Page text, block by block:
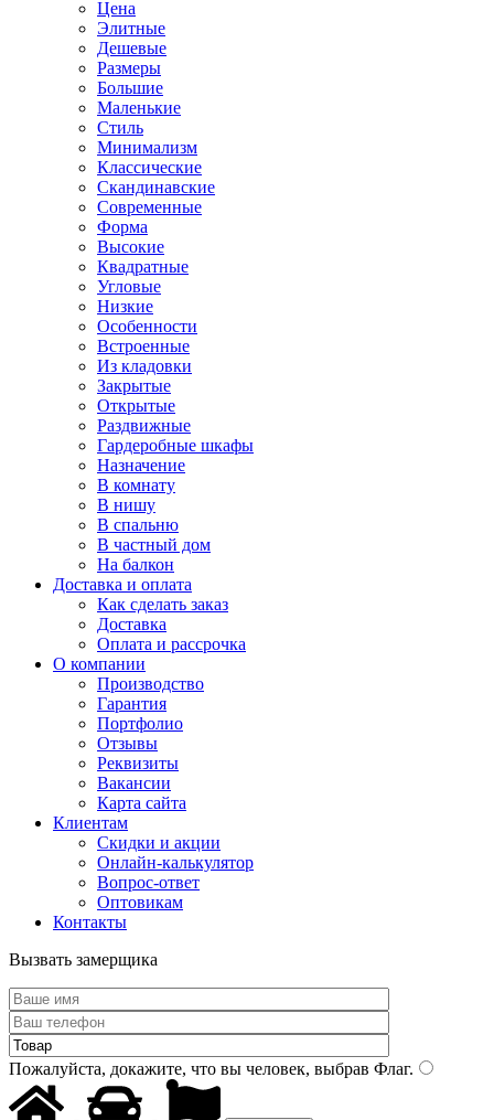
Цена
Элитные
Дешевые
Размеры
Большие
Маленькие
Стиль
Минимализм
Классические
Скандинавские
Современные
Форма
Высокие
Квадратные
Угловые
Низкие
Особенности
Встроенные
Из кладовки
Закрытые
Открытые
Раздвижные
Гардеробные шкафы
Назначение
В комнату
В нишу
В спальню
В частный дом
На балкон
Доставка и оплата
Как сделать заказ
Доставка
Оплата и рассрочка
О компании
Производство
Гарантия
Портфолио
Отзывы
Реквизиты
Вакансии
Карта сайта
Клиентам
Скидки и акции
Онлайн-калькулятор
Вопрос-ответ
Оптовикам
Контакты
Вызвать замерщика
Пожалуйста, докажите, что вы человек, выбрав Флаг.